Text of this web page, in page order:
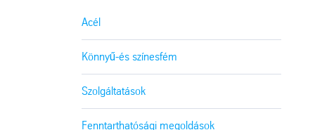
Acél
Könnyű-és színesfém
Szolgáltatások
Fenntarthatósági megoldások